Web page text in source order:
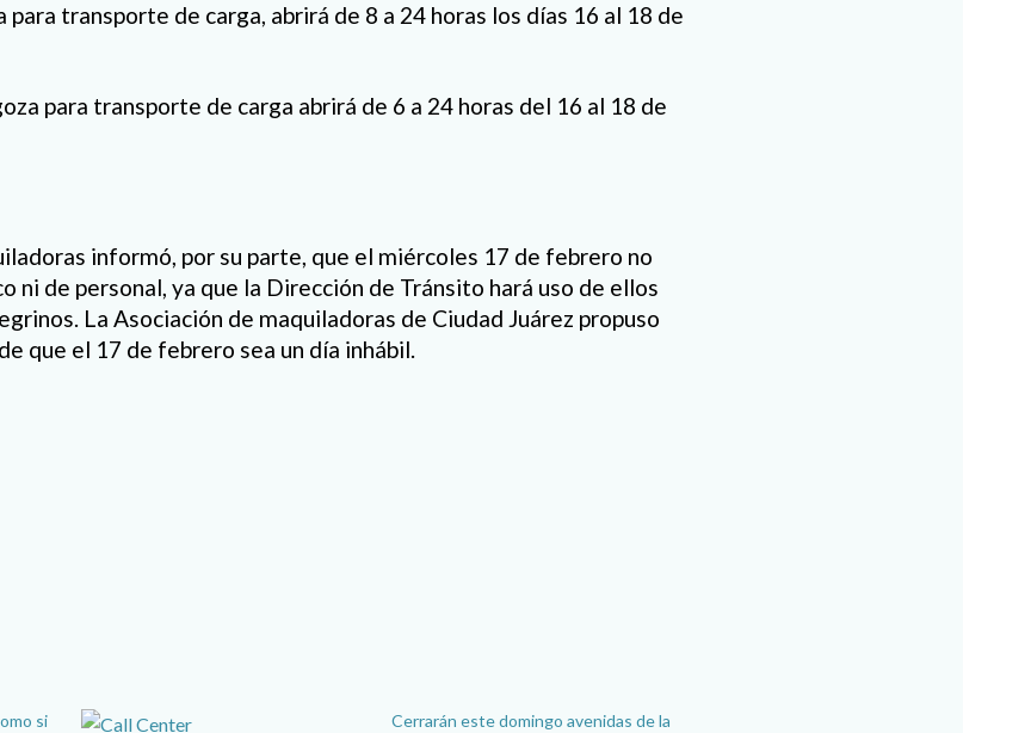
para transporte de carga, abrirá de 8 a 24 horas los días 16 al 18 de
para transporte de carga abrirá de 6 a 24 horas del 16 al 18 de
informó, por su parte, que el miércoles 17 de febrero no
ni de personal, ya que la Dirección de Tránsito hará uso de ellos
La Asociación de maquiladoras de Ciudad Juárez propuso
que el 17 de febrero sea un día inhábil.
si
Cerrarán este domingo avenidas de la